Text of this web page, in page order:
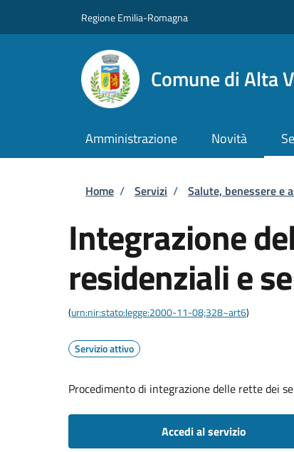
Regione Emilia-Romagna
Comune di Alta
Amministrazione Novità
Briciole di pane
Home / Servizi / Salute, benessere e
Integrazione
residenziali e
(urn:nir:stato:legge:2000-11-08;328~art6)
Servizio attivo
Procedimento di integrazione delle rette dei
Accedi al servizio